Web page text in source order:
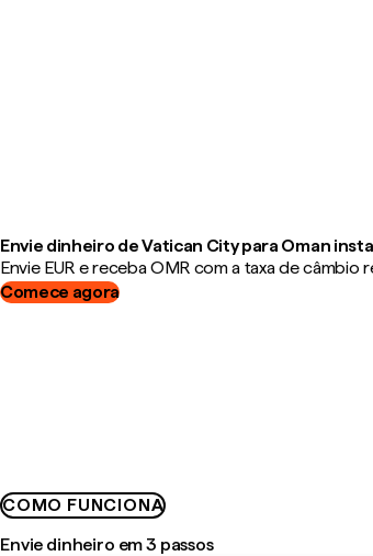
Envie dinheiro de Vatican City para Oman
Envie EUR e receba OMR com a taxa de câmbio
Comece agora
COMO FUNCIONA
Envie dinheiro em 3 passos